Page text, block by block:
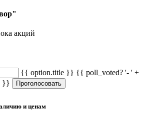
акций
{{ option.title }} {{ poll_voted? '- ' +
}}
Проголосовать
и ценам